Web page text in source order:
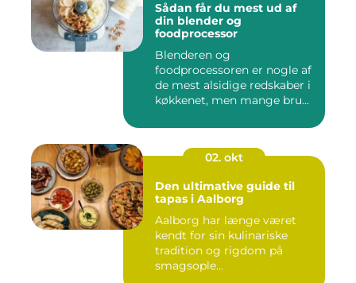
Sådan får du mest ud af
din blender og
foodprocessor
Blenderen og
foodprocessoren er nogle af
de mest alsidige redskaber i
køkkenet, men mange bru...
02. okt
Den ultimative guide til
tapas i Aalborg
Aalborg har længe været
kendt for sin kulinariske
tradition og rigdom på
smagsople...